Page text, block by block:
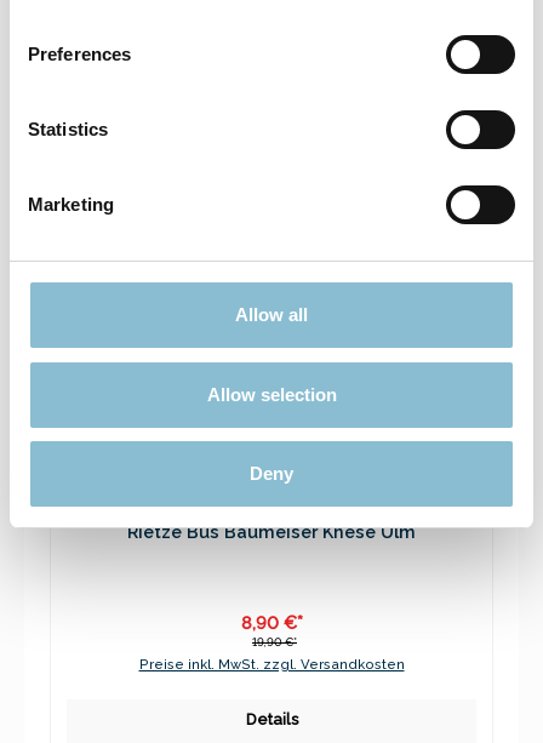
Preferences
Statistics
Marketing
Allow all
Allow selection
Deny
Rietze Bus Baumeiser Knese Ulm
8,90 €*
19,90 €*
Preise inkl. MwSt. zzgl. Versandkosten
Details